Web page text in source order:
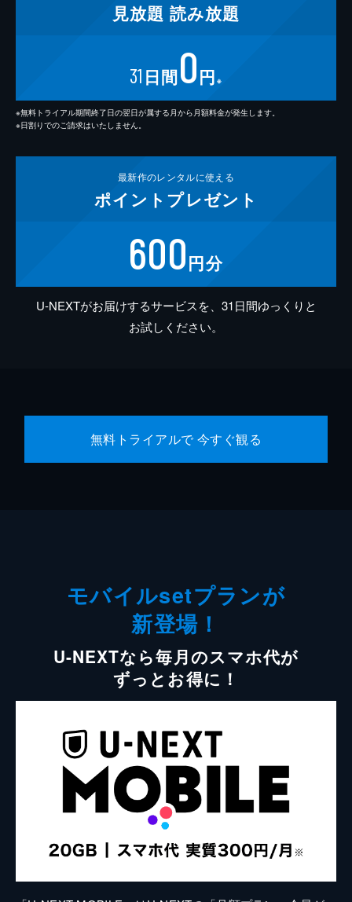
見放題 読み放題
31 日間0円 ※
※無料トライアル期間終了日の翌日が属する月から月額料金が発生します。
※日割りでのご請求はいたしません。
最新作のレンタルに使える
ポイント プレゼント
600円分
U-NEXTがお届けするサービスを、31日間ゆっくりと
お試しください。
無料トライアルで 今すぐ観る
モバイルsetプランが
新登場！
U-NEXTなら毎月のスマホ代が
ずっとお得に！